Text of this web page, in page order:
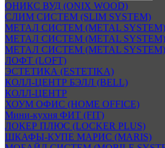
ОНИКС ВУД (ONIX WOOD)
СЛИМ СИСТЕМ (SLIM SYSTEM)
МЕТАЛ СИСТЕМ (METAL SYSTEM)
МЕТАЛ СИСТЕМ (METAL SYSTEM)
МЕТАЛ СИСТЕМ (METAL SYSTEM)
ЛОФТ (LOFT)
ЭСТЕТИКА (ESTETIKA)
КОЛЛ-ЦЕНТР БЭЛЛ (BELL)
КОЛЛ-ЦЕНТР
ХОУМ ОФИС (HOME OFFICE)
Мини-кухня ФИТ (FIT)
ЛОКЕР ПЛЮС (LOCKER PLUS)
ШКАФЫ-КУПЕ МАРИС (MARIS)